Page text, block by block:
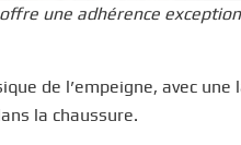
une adhérence
de l’empeigne, avec
la chaussure.